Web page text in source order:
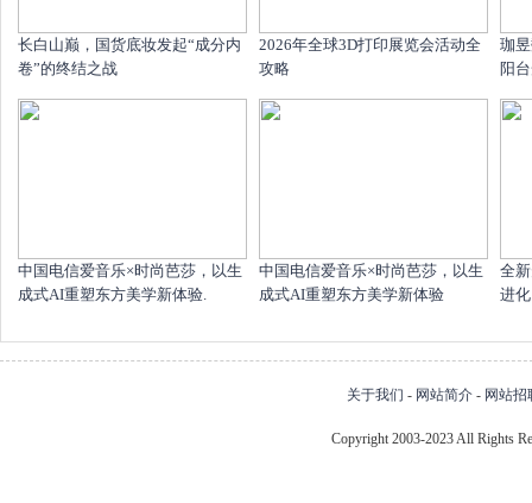
长白山巅，国货底妆发起“成分内
卷”的终结之战
2026年全球3D打印展览会活动全
攻略
珈
阳
中国电信爱音乐×时尚芭莎，以生
成式AI重塑东方美学新体验.
中国电信爱音乐×时尚芭莎，以生
成式AI重塑东方美学新体验
全
进化
关于我们 - 网站简介 - 网站招
Copyright 2003-2023 All Rights